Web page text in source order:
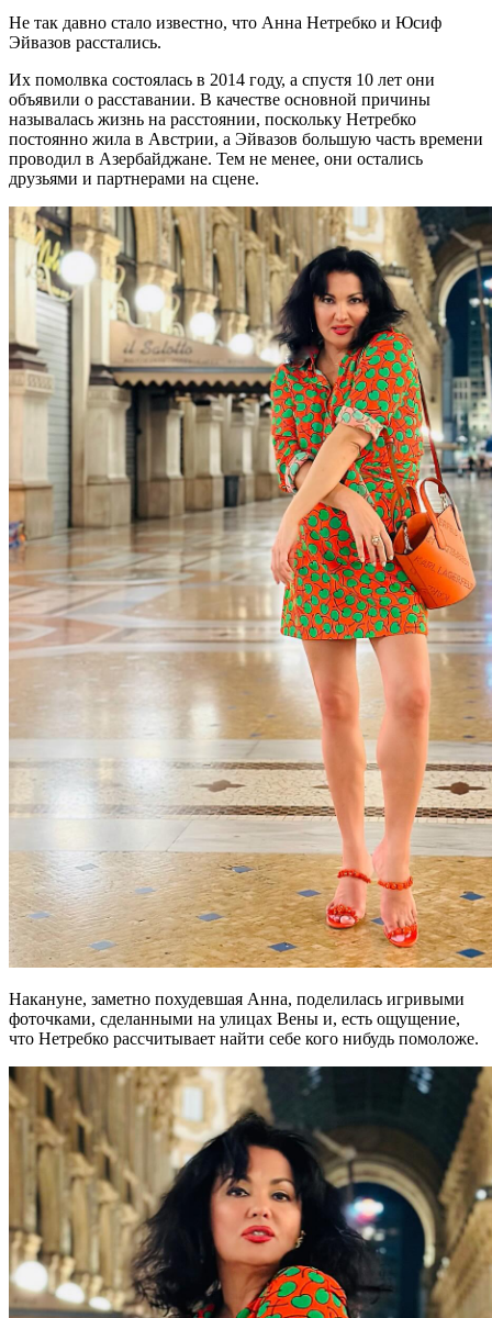
Не так давно стало известно, что Анна Нетребко и Юсиф
Эйвазов расстались.
Их помолвка состоялась в 2014 году, а спустя 10 лет они
объявили о расставании. В качестве основной причины
называлась жизнь на расстоянии, поскольку Нетребко
постоянно жила в Австрии, а Эйвазов большую часть времени
проводил в Азербайджане. Тем не менее, они остались
друзьями и партнерами на сцене.
Накануне, заметно похудевшая Анна, поделилась игривыми
фоточками, сделанными на улицах Вены и, есть ощущение,
что Нетребко рассчитывает найти себе кого нибудь помоложе.